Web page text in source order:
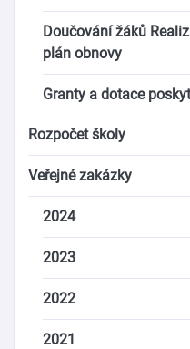
Doučování žáků
plán obnovy
Granty a dotace
Rozpočet školy
Veřejné zakázky
2024
2023
2022
2021